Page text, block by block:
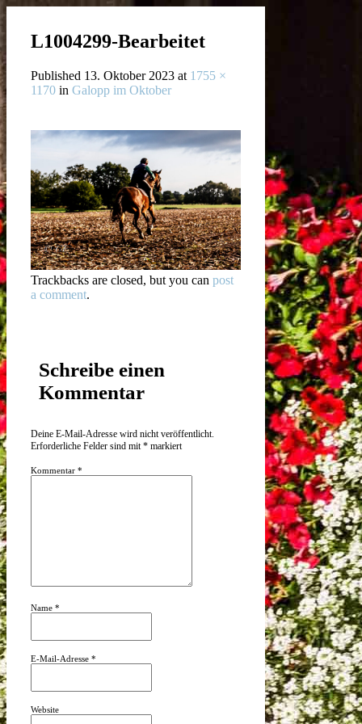
L1004299-Bearbeitet
Published 13. Oktober 2023 at 1755 ×
1170 in Galopp im Oktober
Trackbacks are closed, but you can post
a comment.
Schreibe einen
Kommentar
Deine E-Mail-Adresse wird nicht veröffentlicht.
Erforderliche Felder sind mit* markiert
Kommentar *
Name *
E-Mail-Adresse *
Website